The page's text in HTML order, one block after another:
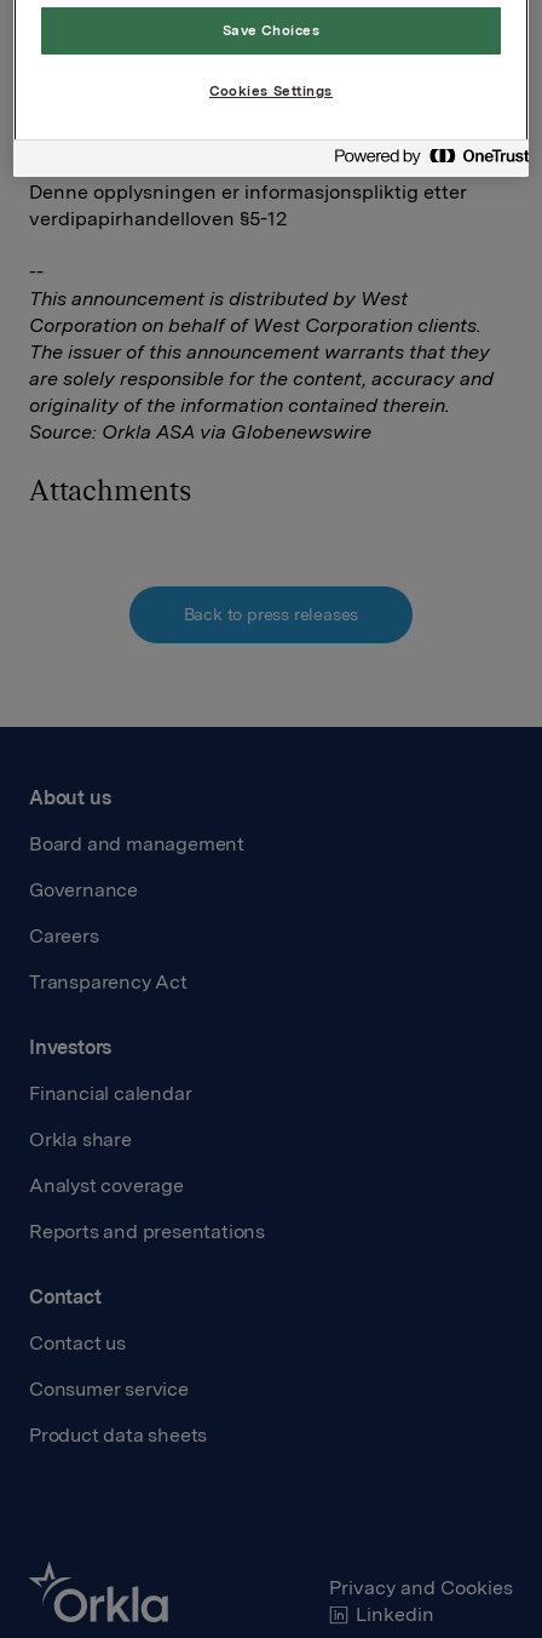
Ref.:
E-post:[email protected]
Denne opplysningen er informasjonspliktig etter
verdipapirhandelloven §5-12
--
This announcement is distributed by West
Corporation on behalf of West Corporation clients.
The issuer of this announcement warrants that they
are solely responsible for the content, accuracy and
originality of the information contained therein.
Source: Orkla ASA via Globenewswire
Attachments
Back to press releases
About us
Board and management
Governance
Careers
Transparency Act
Investors
Financial calendar
Orkla share
Analyst coverage
Reports and presentations
Contact
Contact us
Consumer service
Product data sheets
Privacy and Cookies
Linkedin
Save Choices
Cookies Settings